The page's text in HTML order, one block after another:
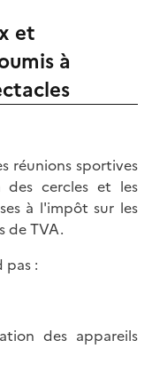
et
à
réunions sportives
cercles et les
à l'impôt sur les
de TVA.
pas :
des appareils